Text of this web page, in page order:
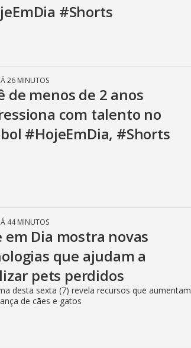
#Shorts
26 MINUTOS
de menos de 2 anos
com talento no
#HojeEmDia, #Shorts
44 MINUTOS
em Dia mostra novas
que ajudam a
pets perdidos
desta sexta (7) revela recursos que aumentam
de cães e gatos